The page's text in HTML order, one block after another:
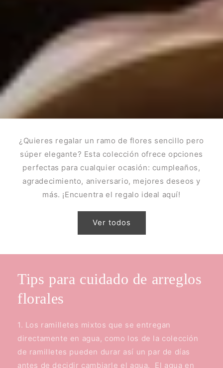
¿Quieres regalar un ramo de flores sencillo pero
súper elegante? Esta colección ofrece opciones
perfectas para cualquier ocasión: cumpleaños,
agradecimiento, aniversario, mejores deseos y
más. ¡Encuentra el regalo ideal aquí!
Ver todos
Tips para cuidado de arreglos
florales
1. Los ramilletes mixtos que se entregan
directamente en agua, como los de la colección
de ramilletes pueden durar así un par de días
antes de decidir cambiarle el agua. El agua en